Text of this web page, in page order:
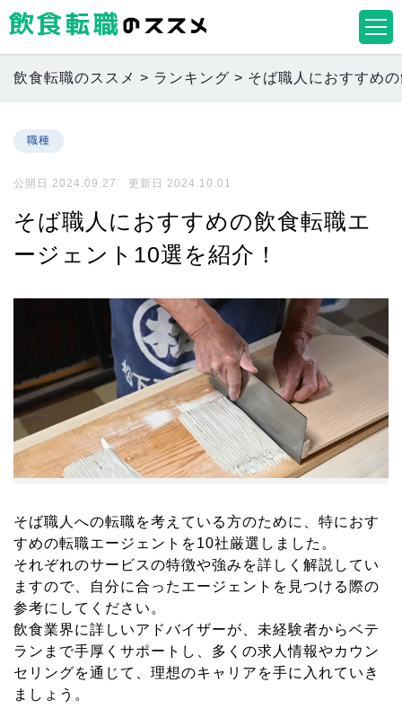
飲食転職のススメ > ランキング > そば職人におすすめ
職種
公開日 2024.09.27 更新日 2024.10.01
そば職人におすすめの飲食転職エ
ージェント10選を紹介！
そば職人への転職を考えている方のために、特におす
すめの転職エージェントを10社厳選しました。
それぞれのサービスの特徴や強みを詳しく解説してい
ますので、自分に合ったエージェントを見つける際の
参考にしてください。
飲食業界に詳しいアドバイザーが、未経験者からベテ
ランまで手厚くサポートし、多くの求人情報やカウン
セリングを通じて、理想のキャリアを手に入れていき
ましょう。